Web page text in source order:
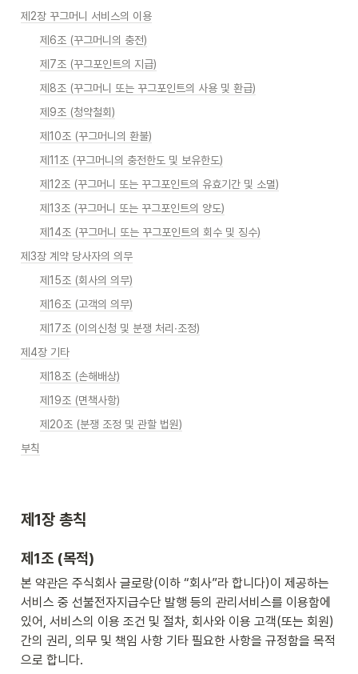
제2장 꾸그머니 서비스의 이용
제6조 (꾸그머니의 충전)
제7조 (꾸그포인트의 지급)
제8조 (꾸그머니 또는 꾸그포인트의 사용 및 환급)
제9조 (청약철회)
제10조 (꾸그머니의 환불)
제11조 (꾸그머니의 충전한도 및 보유한도)
제12조 (꾸그머니 또는 꾸그포인트의 유효기간 및 소멸)
제13조 (꾸그머니 또는 꾸그포인트의 양도)
제14조 (꾸그머니 또는 꾸그포인트의 회수 및 징수)
제3장 계약 당사자의 의무
제15조 (회사의 의무)
제16조 (고객의 의무)
제17조 (이의신청 및 분쟁 처리∙조정)
제4장 기타
제18조 (손해배상)
제19조 (면책사항)
제20조 (분쟁 조정 및 관할 법원)
부칙
제1장 총칙
제1조 (목적)
본 약관은 주식회사 글로랑(이하 “회사”라 합니다)이 제공하는
서비스 중 선불전자지급수단 발행 등의 관리서비스를 이용함에
있어, 서비스의 이용 조건 및 절차, 회사와 이용 고객(또는 회원)
간의 권리, 의무 및 책임 사항 기타 필요한 사항을 규정함을 목적
으로 합니다.